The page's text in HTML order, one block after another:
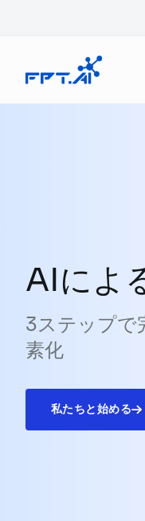
業務の卓越性
販売効率の向上
AIによ
3ステップで
素化
私たちと始める